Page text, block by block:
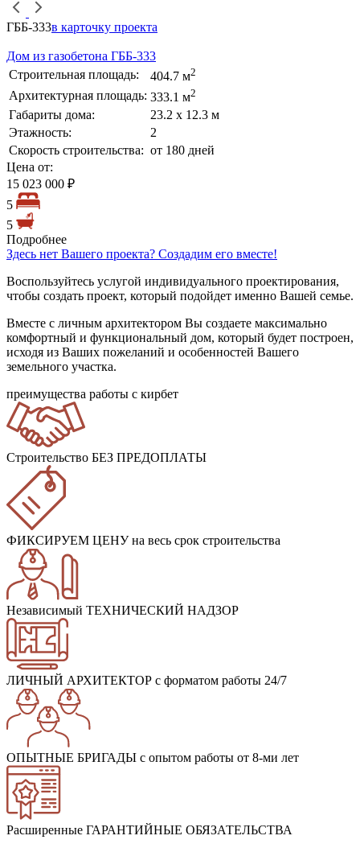
ГББ-333в карточку проекта
Дом из газобетона ГББ-333
Строительная площадь:
404.7 м2
Архитектурная площадь: 333.1 м2
Габариты дома:
23.2 х 12.3 м
Этажность:
2
Скорость строительства: от 180 дней
Цена от:
15 023 000 ₽
5
5
Подробнее
Здесь нет Вашего проекта? Создадим его вместе!
Воспользуйтесь услугой индивидуального проектирования,
чтобы создать проект, который подойдет именно Вашей семье.
Вместе с личным архитектором Вы создаете максимально
комфортный и функциональный дом, который будет построен,
исходя из Ваших пожеланий и особенностей Вашего
земельного участка.
преимущества работы с кирбет
Строительство БЕЗ ПРЕДОПЛАТЫ
ФИКСИРУЕМ ЦЕНУна весь срок строительства
Независимый ТЕХНИЧЕСКИЙ НАДЗОР
ЛИЧНЫЙ АРХИТЕКТОР с форматом работы 24/7
ОПЫТНЫЕ БРИГАДЫ с опытом работы от 8-ми лет
Расширенные ГАРАНТИЙНЫЕ ОБЯЗАТЕЛЬСТВА